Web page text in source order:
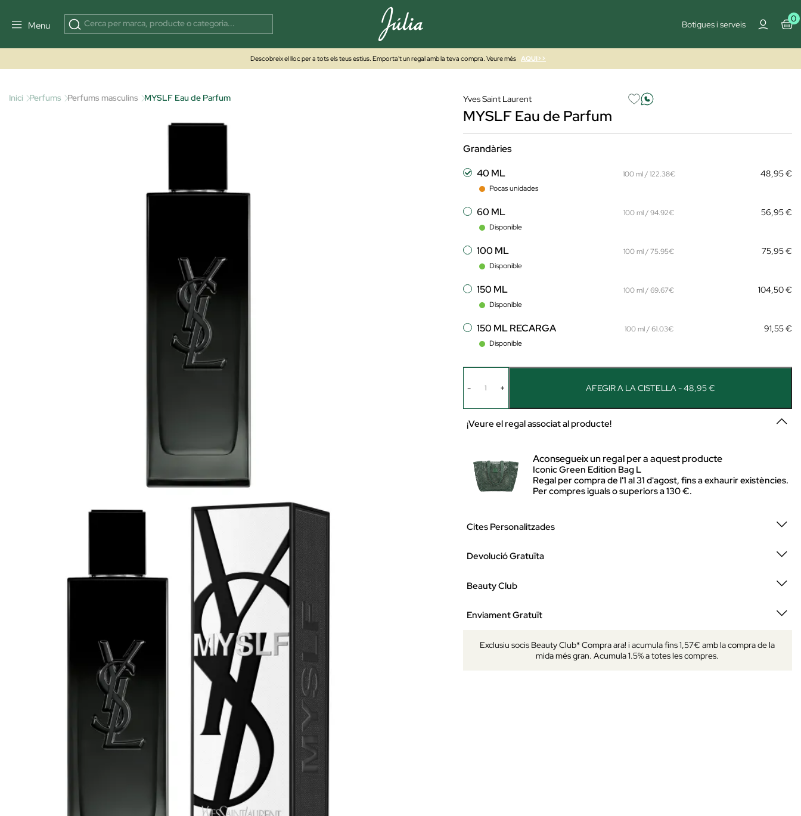
Menu Botigues i serveis
0
Descobreix el lloc per a tots els teus estius. Emporta't un regal amb la teva compra. Veure més AQUI>>
Inici Perfums Perfums masculins MYSLF Eau de Parfum Yves Saint Laurent
MYSLF Eau de Parfum
Grandàries
40 ML
Pocas unidades
100 ml / 122.38€ 48,95 €
60 ML
Disponible
100 ml / 94.92€ 56,95 €
100 ML
Disponible
100 ml / 75.95€ 75,95 €
150 ML
Disponible
100 ml / 69.67€ 104,50 €
150 ML RECARGA
Disponible
100 ml / 61.03€ 91,55 €
- + AFEGIR A LA CISTELLA - 48,95 €
¡Veure el regal associat al producte!
Aconsegueix un regal per a aquest producte
Iconic Green Edition Bag L
Regal per compra de l'1 al 31 d'agost, fins a exhaurir existències.
Per compres iguals o superiors a 130 €.
Cites Personalitzades
Devolució Gratuïta
Beauty Club
Enviament Gratuït
Exclusiu socis Beauty Club* Compra ara! i acumula fins 1,57€ amb la compra de la
mida més gran. Acumula 1.5% a totes les compres.